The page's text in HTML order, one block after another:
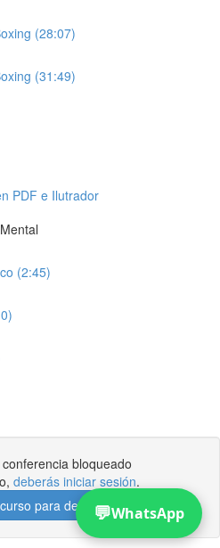
(28:07)
(31:49)
PDF e Ilutrador
(2:45)
bloqueado
deberás iniciar sesión.
para desbloquear
💬WhatsApp